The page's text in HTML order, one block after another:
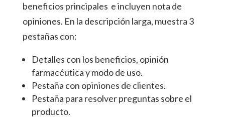
beneficios principales e incluyen nota de
opiniones. En la descripción larga, muestra 3
pestañas con:
Detalles con los beneficios, opinión
farmacéutica y modo de uso.
Pestaña con opiniones de clientes.
Pestaña para resolver preguntas sobre el
producto.